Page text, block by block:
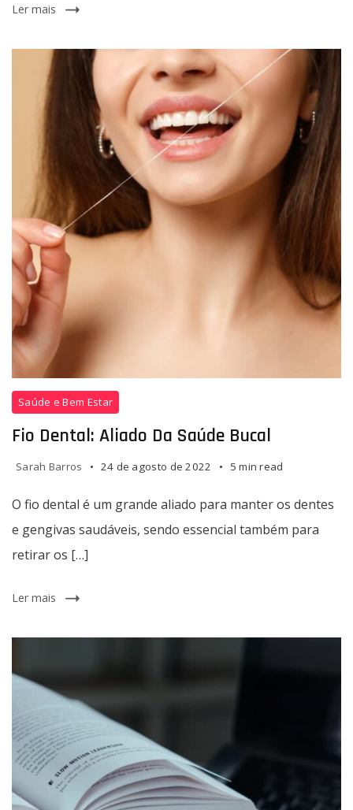
Ler mais
Saúde e Bem Estar
Fio Dental: Aliado Da Saúde Bucal
Sarah Barros 24 de agosto de 2022 5 min read
O fio dental é um grande aliado para manter os dentes
e gengivas saudáveis, sendo essencial também para
retirar os […]
Ler mais